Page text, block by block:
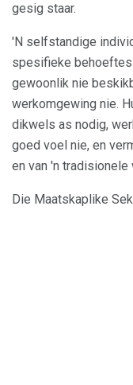
gesig staar.
'N selfstandige
spesifieke
gewoonlik nie
werkomgewing nie.
dikwels as nodig,
goed voel nie, en
en van 'n tradisionele
Die Maatskaplike